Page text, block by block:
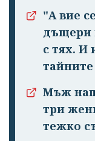
"А вие
дъщери
с тях. И
Мъж
три
тежко